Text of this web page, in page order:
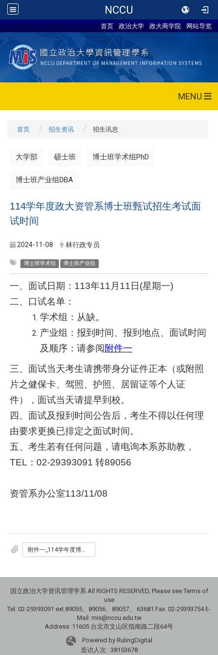
NCCU
首页 政治大学 政大商学院 网站导览
MENU
首页 招生资讯 招生讯息
大学部 硕士班 博士班学术组PhD
博士班产业组DBA
114学年度政大资管系博士班甄试招生考试面
试时间
2024-11-08 林行政专员
博士班学术组 博士班产业组
一、面试日期：113年11月11日(星期一)
二、口试名单：
学术组：从缺。
产业组：报到时间、报到地点、面试时间
及顺序：请参阅 附件一
三、面试当天考生请携带身分证件正本（或附照
片之健保卡、驾照、护照、居留证等个人证
件），面试当天请提早到校。
四、面试及报到时间公告后，考生不得以任何理
由要求更换已排定之面试时间。
五、考生若有任何问题，请电询本系苏助教，
TEL：02-29393091 转89056
资管系办公室113/11/08
附件一_114学年度博甄产业组口试名单.pdf
国立政治大学资讯管理学系 All RIGHTS RESERVED, Please see Terms of
use
Tel: 02-29393091 ext.89055、89056、89057、
63681 Fax: 02-29393754 E-
Mail: mis@nccu.edu.tw
Address: 11605 台北市文山区指南路二段64号
Powered by RulingDigital
造访人次 : 38153678